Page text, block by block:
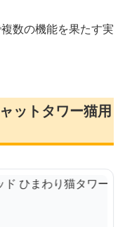
数の機能を果たす実
ットタワー猫用